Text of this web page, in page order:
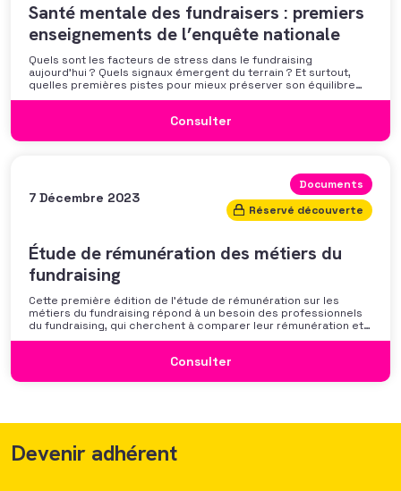
Santé mentale des fundraisers : premiers
enseignements de l’enquête nationale
Quels sont les facteurs de stress dans le fundraising
aujourd’hui ? Quels signaux émergent du terrain ? Et surtout,
quelles premières pistes pour mieux préserver son équilibre
professionnel ? L’AFF vous propose un webinaire pour découvrir
discussion autour des mécanismes
Consulter
7 Décembre 2023
Documents
Réservé découverte
Étude de rémunération des métiers du
fundraising
Cette première édition de l’étude de rémunération sur les
métiers du fundraising répond à un besoin des professionnels
du fundraising, qui cherchent à comparer leur rémunération et à
se positionner. Elle répond également à une préoccupation
des politiques salariales comme un enjeu majeur,
Consulter
Devenir adhérent